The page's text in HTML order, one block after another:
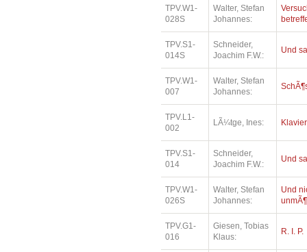
TPV.W1-
028S
Walter, Stefan
Johannes:
TPV.S1-
014S
Schneider,
Joachim F.W.:
Und
TPV.W1-
007
Walter, Stefan
Johannes:
TPV.L1-
002
LÃ¼tge, Ines:
TPV.S1-
014
Schneider,
Joachim F.W.:
Und
TPV.W1-
026S
Walter, Stefan
Johannes:
Und
TPV.G1-
016
Giesen, Tobias
Klaus:
R. I. P.